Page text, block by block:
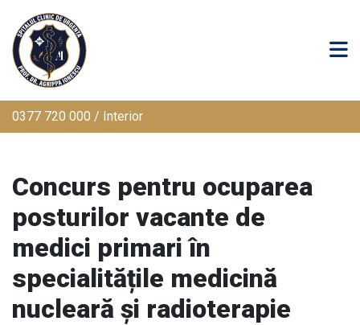
0377 720 000 / Interior
Concurs pentru ocuparea
posturilor vacante de
medici primari în
specialitățile medicină
nucleară și radioterapie